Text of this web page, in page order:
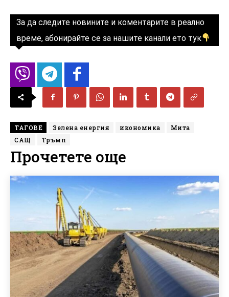
За да следите новините и коментарите в реално
време, абонирайте се за нашите канали ето тук
ТАГОВЕ Зелена енергия икономика
Мита
САЩ
Тръмп
Прочетете още